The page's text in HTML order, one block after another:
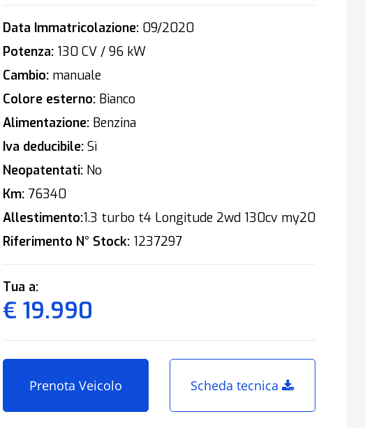
Data Immatricolazione:09/2020
Potenza:130 CV / 96 kW
Cambio:manuale
Colore esterno:Bianco
Alimentazione:Benzina
Iva deducibile:Sì
Neopatentati:No
Km:76340
Allestimento:1.3 turbo t4 Longitude 2wd 130cv my20
Riferimento N° Stock:1237297
Tua a:
€ 19.990
Prenota Veicolo Scheda tecnica